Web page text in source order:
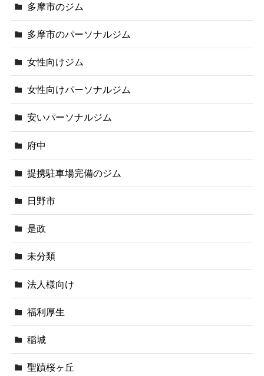
多摩市のジム
多摩市のパーソナルジム
女性向けジム
女性向けパーソナルジム
安いパーソナルジム
府中
提携駐車場完備のジム
日野市
是政
未分類
法人様向け
福利厚生
稲城
聖蹟桜ヶ丘